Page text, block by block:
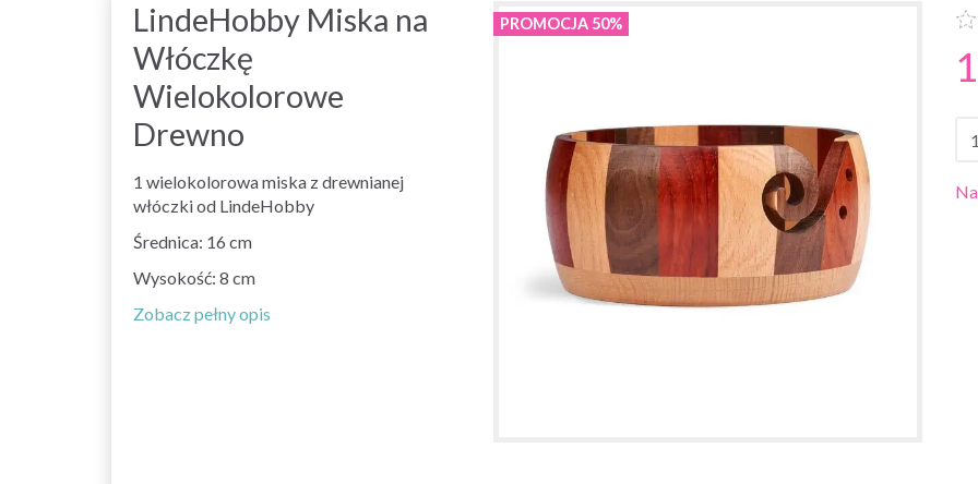
LindeHobby Miska na
Włóczkę
Wielokolorowe
Drewno
1 wielokolorowa miska z drewnianej
włóczki od LindeHobby
Średnica: 16 cm
Wysokość: 8 cm
Zobacz pełny opis
PROMOCJA 50%